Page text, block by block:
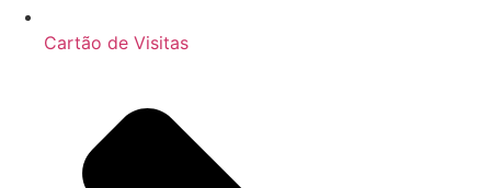
Cartão de Visitas